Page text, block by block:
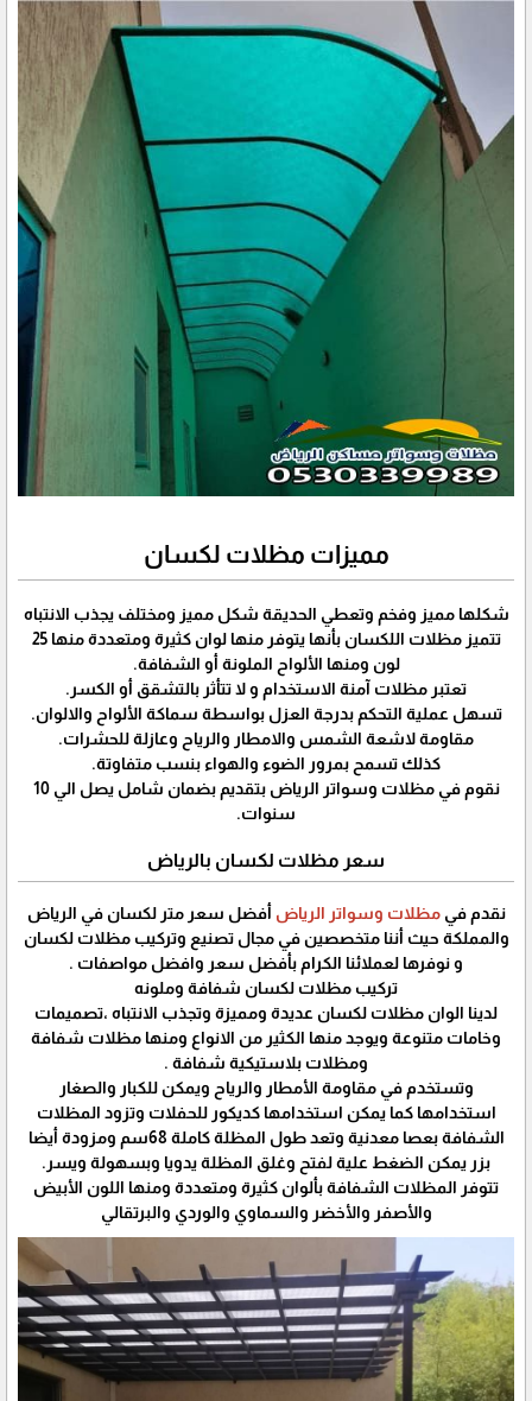
مميزات مظلات لكسان
شكلها مميز وفخم وتعطي الحديقة شكل مميز ومختلف يجذب الانتباه
تتميز مظلات اللكسان بأنها يتوفر منها لوان كثيرة ومتعددة منها 25
لون ومنها الألواح الملونة أو الشفافة.
تعتبر مظلات آمنة الاستخدام و لا تتأثر بالتشقق أو الكسر.
تسهل عملية التحكم بدرجة العزل بواسطة سماكة الألواح والالوان.
مقاومة لاشعة الشمس والامطار والرياح وعازلة للحشرات.
كذلك تسمح بمرور الضوء والهواء بنسب متفاوتة.
نقوم في مظلات وسواتر الرياض بتقديم بضمان شامل يصل الي 10
سنوات.
سعر مظلات لكسان بالرياض
نقدم فيمظلات وسواتر الرياض أفضل سعر متر لكسان في الرياض
والمملكة حيث أننا متخصصين في مجال تصنيع وتركيب مظلات لكسان
و نوفرها لعملائنا الكرام بأفضل سعر وافضل مواصفات .
تركيب مظلات لكسان شفافة وملونه
لدينا الوان مظلات لكسان عديدة ومميزة وتجذب الانتباه ،تصميمات
وخامات متنوعة ويوجد منها الكثير من الانواع ومنها مظلات شفافة
ومظلات بلاستيكية شفافة .
وتستخدم في مقاومة الأمطار والرياح ويمكن للكبار والصغار
استخدامها كما يمكن استخدامها كديكور للحفلات وتزود المظلات
الشفافة بعصا معدنية وتعد طول المظلة كاملة 68سم ومزودة أيضا
بزر يمكن الضغط علية لفتح وغلق المظلة يدويا وبسهولة ويسر.
تتوفر المظلات الشفافة بألوان كثيرة ومتعددة ومنها اللون الأبيض
والأصفر والأخضر والسماوي والوردي والبرتقالي